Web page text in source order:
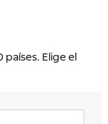
Elige el